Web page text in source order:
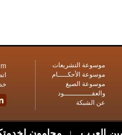
موسوعة التشريعات
موسوعة الأحكـــــام
موسوعة الصيغ
والعقــــــــــــــود
عن الشبكة